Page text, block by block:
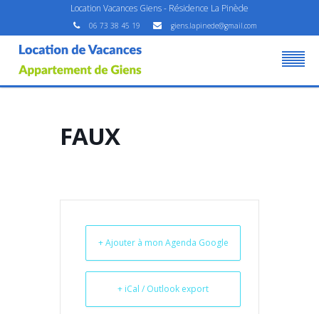
Location Vacances Giens - Résidence La Pinède
06 73 38 45 19 giens.lapinede@gmail.com
FAUX
+ Ajouter à mon Agenda Google
+ iCal / Outlook export